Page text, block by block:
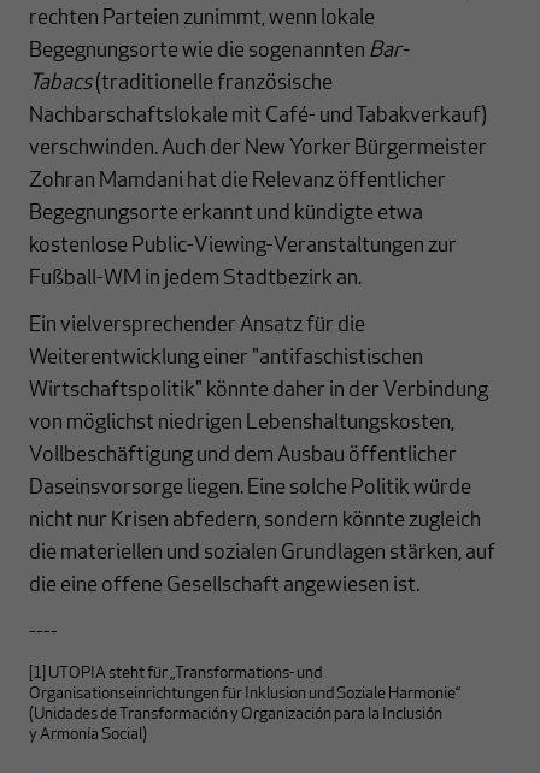
rechten Parteien zunimmt, wenn lokale
Begegnungsorte wie die sogenannten Bar-
Tabacs(traditionelle französische
Nachbarschaftslokale mit Café- und Tabakverkauf)
verschwinden. Auch der New Yorker Bürgermeister
Zohran Mamdani hat die Relevanz öffentlicher
Begegnungsorte erkannt und kündigte etwa
kostenlose Public-Viewing-Veranstaltungen zur
Fußball-WM in jedem Stadtbezirk an.
Ein vielversprechender Ansatz für die
Weiterentwicklung einer "antifaschistischen
Wirtschaftspolitik" könnte daher in der Verbindung
von möglichst niedrigen Lebenshaltungskosten,
Vollbeschäftigung und dem Ausbau öffentlicher
Daseinsvorsorge liegen. Eine solche Politik würde
nicht nur Krisen abfedern, sondern könnte zugleich
die materiellen und sozialen Grundlagen stärken, auf
die eine offene Gesellschaft angewiesen ist.
----
[1] UTOPIA steht für „Transformations- und
Organisationseinrichtungen für Inklusion und Soziale Harmonie“
( Unidades de ransformación y Organización para la
nclusión
yArmonía Social)